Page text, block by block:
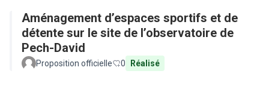
Aménagement d’espaces sportifs et de
détente sur le site de l’observatoire de
Pech-David
Proposition officielle 0 Réalisé